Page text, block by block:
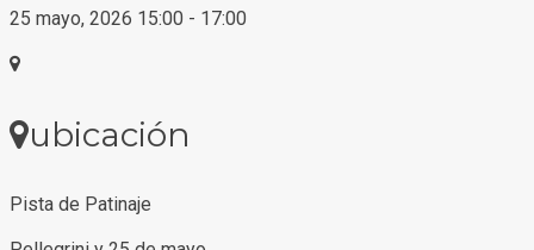
25 mayo, 2026 15:00 - 17:00
ubicación
Pista de Patinaje